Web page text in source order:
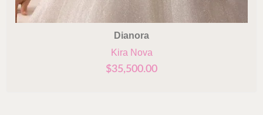
Dianora
Kira Nova
$35,500.00